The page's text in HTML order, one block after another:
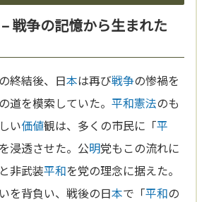
– 戦争の記憶から生まれた
の終結後、日本は再び戦争の惨禍を
道を模索していた。平和憲法のも
い価値観は、多くの市民に「平
浸透させた。公明党もこの流れに
非武装平和を党の理念に据えた。
を背負い、戦後の日本で「平和の